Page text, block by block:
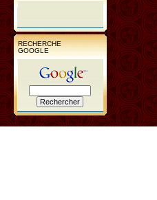
RECHERCHE
GOOGLE